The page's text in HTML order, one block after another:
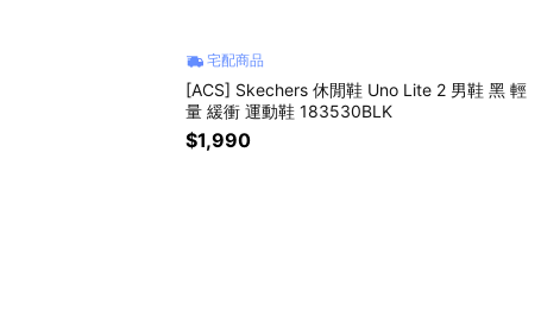
宅配商品
[ACS] Skechers 休閒鞋 Uno Lite 2 男鞋 黑 輕
量 緩衝 運動鞋 183530BLK
$1,990